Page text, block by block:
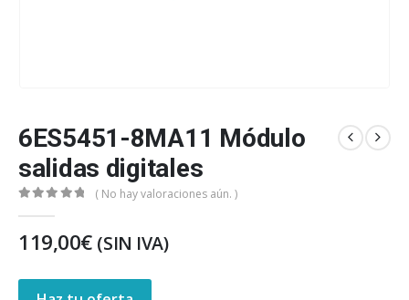
6ES5451-8MA11 Módulo
salidas digitales
( No hay valoraciones aún. )
119,00€ (SIN IVA)